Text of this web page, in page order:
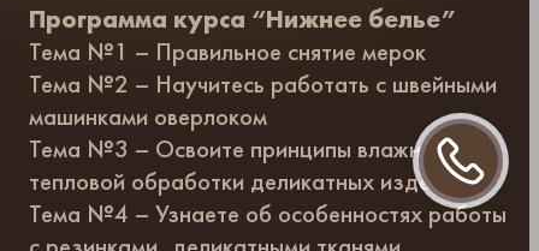
Программа курса “Нижнее белье”
Тема №1 – Правильное снятие мерок
Тема №2 – Научитесь работать с швейными
машинками оверлоком
Тема №3 – Освоите принципы влажно-
тепловой обработки деликатных изделий
Тема №4 – Узнаете об особенностях работы